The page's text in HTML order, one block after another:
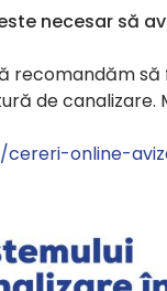
necesar să
recomandăm
de canalizare.
online-